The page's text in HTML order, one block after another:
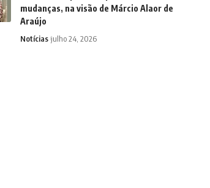
mudanças, na visão de Márcio Alaor de
Araújo
Notícias julho 24, 2026